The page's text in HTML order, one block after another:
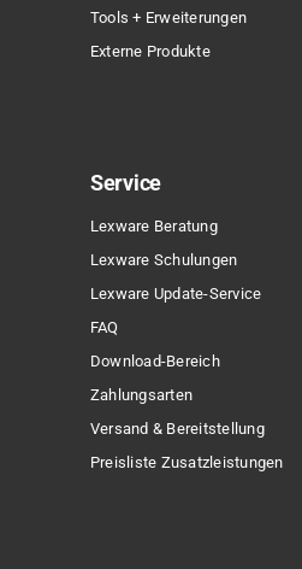
Tools + Erweiterungen
Externe Produkte
Service
Lexware Beratung
Lexware Schulungen
Lexware Update-Service
FAQ
Download-Bereich
Zahlungsarten
Versand & Bereitstellung
Preisliste Zusatzleistungen